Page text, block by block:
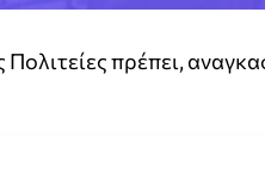
πρέπει,